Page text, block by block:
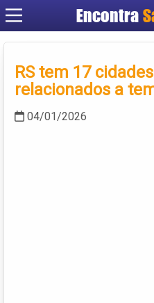
Encontra
RS tem 17
relacionados a
04/01/2026